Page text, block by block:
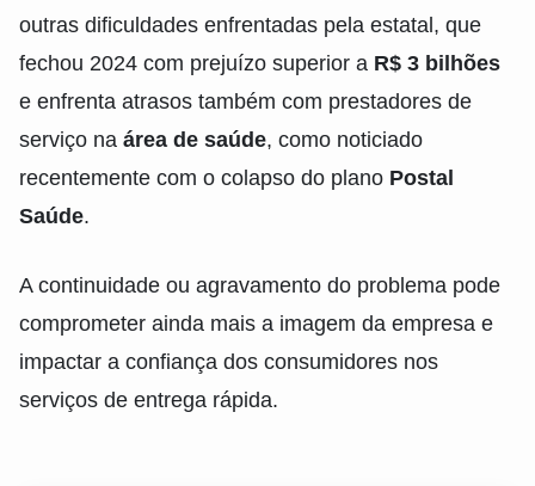
outras dificuldades enfrentadas pela estatal, que
fechou 2024 com prejuízo superior a R$ 3 bilhões
e enfrenta atrasos também com prestadores de
serviço na área de saúde, como noticiado
recentemente com o colapso do plano Postal
Saúde.
A continuidade ou agravamento do problema pode
comprometer ainda mais a imagem da empresa e
impactar a confiança dos consumidores nos
serviços de entrega rápida.